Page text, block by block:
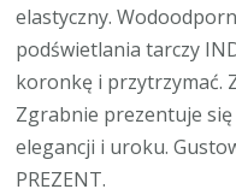
elastyczny.
podświetlania tarczy
koronkę i przytrzymać.
Zgrabnie prezentuje się
elegancji i uroku.
PREZENT.